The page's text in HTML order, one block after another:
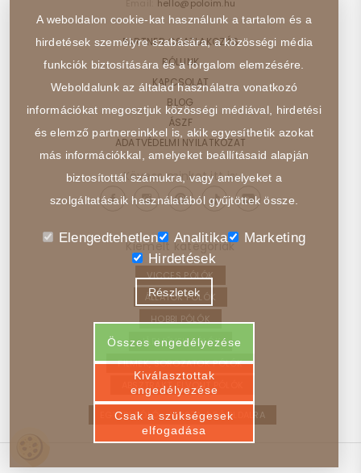
hello@poloim.hu
PARTNER CSATLAKOZÁS
RÓLUNK
KAPCSOLAT
BLOG
ÁSZF
ADATVÉDELMI NYILATKOZAT
Kövess minket itt is:
Kiemelt kategóriák
VICCES PÓLÓK
ÁLLATOK PÓLÓK
HOBBI PÓLÓK
JÁRMŰVEK PÓLÓK
FILMEK, SOROZATOK PÓLÓK
ABSZTRAKT, ELVONT PÓLÓK
EGYEDI PÓLÓ – VISSZA A FŐOLDALRA
A weboldalon cookie-kat használunk a tartalom és a
hirdetések személyre szabására, a közösségi média
funkciók biztosítására és a forgalom elemzésére.
Weboldalunk az általad használatra vonatkozó
információkat megosztjuk közösségi médiával, hirdetési
és elemző partnereinkkel is, akik egyesíthetik azokat
más információkkal, amelyeket beállításaid alapján
biztosítottál számukra, vagy amelyeket a
szolgáltatásaik használatából gyűjtöttek össze.
Elengedtehetlen Analitika
Marketing
Hirdetések
Részletek
Összes engedélyezése
Kiválasztottak
engedélyezése
Csak a szükségesek
elfogadása